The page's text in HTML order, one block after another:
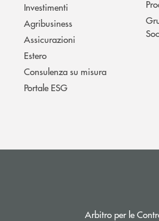
Investimenti
Agribusiness
Assicurazioni
Estero
Consulenza su misura
Portale ESG
Arbitro per le